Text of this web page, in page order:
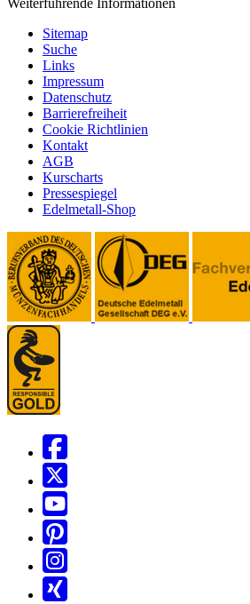
Sitemap
Suche
Links
Impressum
Datenschutz
Barrierefreiheit
Cookie Richtlinien
Kontakt
AGB
Kurscharts
Pressespiegel
Edelmetall-Shop